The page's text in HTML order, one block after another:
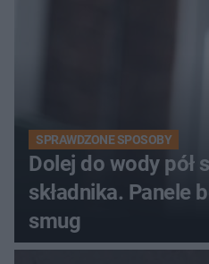
SPRAWDZONE SPOSOBY
Dolej do wody pół
składnika. Panele
smug